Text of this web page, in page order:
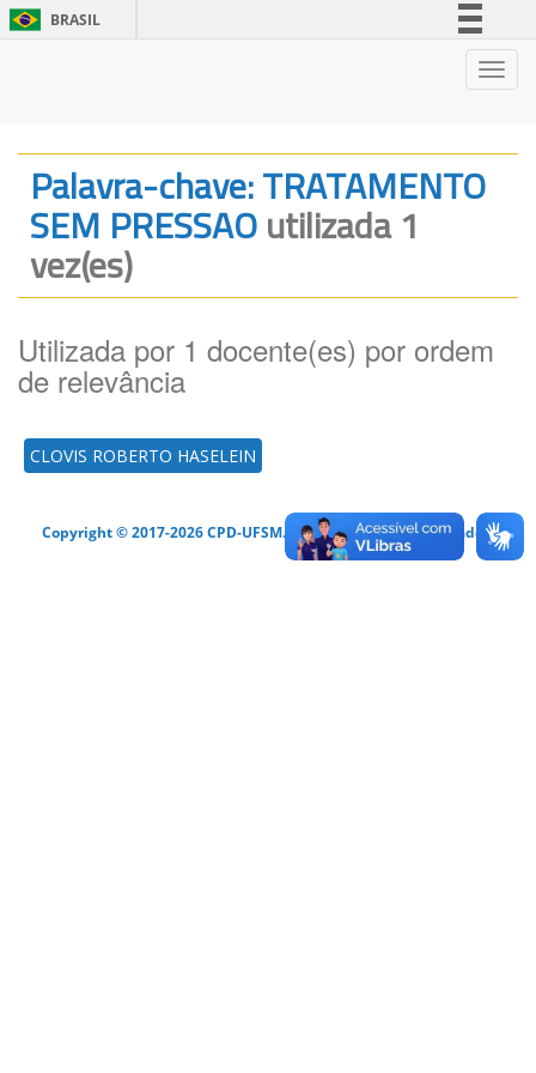
BRASIL
Legislação
Canais
Palavra-chave: TRATAMENTO
SEM PRESSAOutilizada 1
vez(es)
Utilizada por 1 docente(es) por ordem
de relevância
CLOVIS ROBERTO HASELEIN
Copyright © 2017-2026 CPD-UFSM. Todos os direitos reservados.